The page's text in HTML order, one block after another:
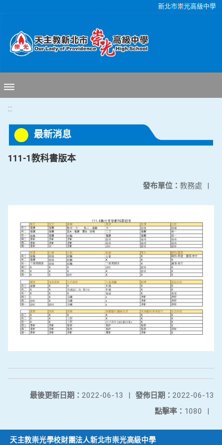
新北市崇光高級中學
:::
最新消息
111-1教科書版本
發布單位： 教務處 |
發佈日期： 2022-06-13
最後更新日期： 2022-06-13
|
點擊率： 1080 |
天主教崇光學校財團法人新北市崇光高級中學